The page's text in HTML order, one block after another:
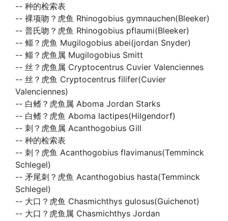
-- 种的检索表
-- 裸项吻？虎鱼 Rhinogobius gymnauchen(Bleeker)
-- 普氏吻？虎鱼 Rhinogobius pflaumi(Bleeker)
-- 鲻？虎鱼 Mugilogobius abei(jordan Snyder)
-- 鲻？虎鱼属 Mugilogobius Smitt
-- 丝？虎鱼属 Cryptocentrus Cuvier Valenciennes
-- 丝？虎鱼 Cryptocentrus filifer(Cuvier
Valenciennes)
-- 白鳍？虎鱼属 Aboma Jordan Starks
-- 白鳍？虎鱼 Aboma lactipes(Hilgendorf)
-- 刺？虎鱼属 Acanthogobius Gill
-- 种的检索表
-- 刺？虎鱼 Acanthogobius flavimanus(Temminck
Schlegel)
-- 矛尾刺？虎鱼 Acanthogobius hasta(Temminck
Schlegel)
-- 大口？虎鱼 Chasmichthys gulosus(Guichenot)
-- 大口？虎鱼属 Chasmichthys Jordan